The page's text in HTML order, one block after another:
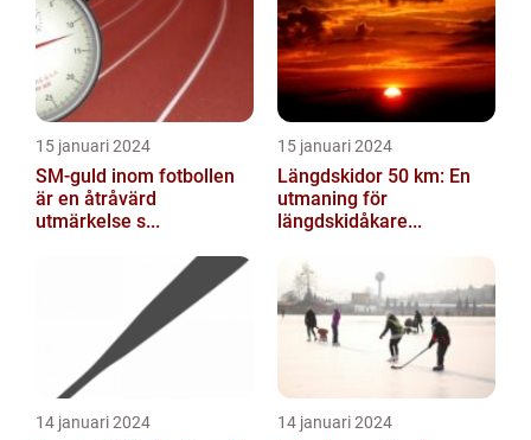
15 januari 2024
SM-guld inom fotbollen
är en åtråvärd
utmärkelse s...
15 januari 2024
Längdskidor 50 km: En
utmaning för
längdskidåkare...
14 januari 2024 14 januari 2024